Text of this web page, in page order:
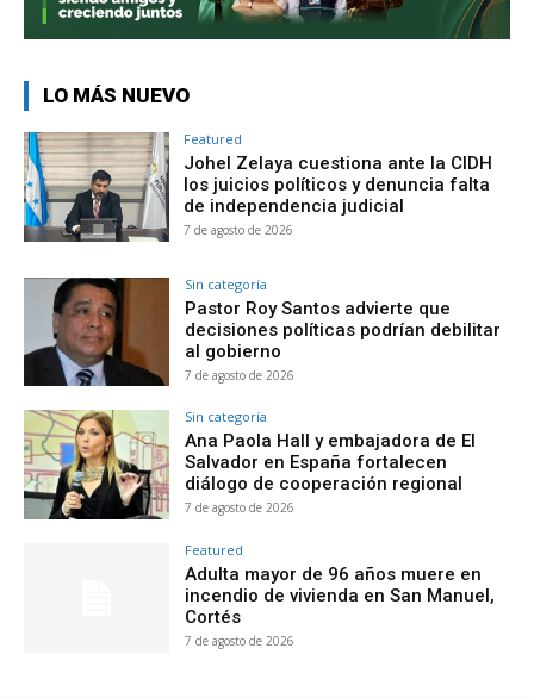
LO MÁS NUEVO
Featured
Johel Zelaya cuestiona ante la CIDH
los juicios políticos y denuncia falta
de independencia judicial
7 de agosto de 2026
Sin categoría
Pastor Roy Santos advierte que
decisiones políticas podrían debilitar
al gobierno
7 de agosto de 2026
Sin categoría
Ana Paola Hall y embajadora de El
Salvador en España fortalecen
diálogo de cooperación regional
7 de agosto de 2026
Featured
Adulta mayor de 96 años muere en
incendio de vivienda en San Manuel,
Cortés
7 de agosto de 2026